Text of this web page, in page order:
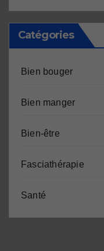
Catégories
Bien bouger
Bien manger
Bien-être
Fasciathérapie
Santé